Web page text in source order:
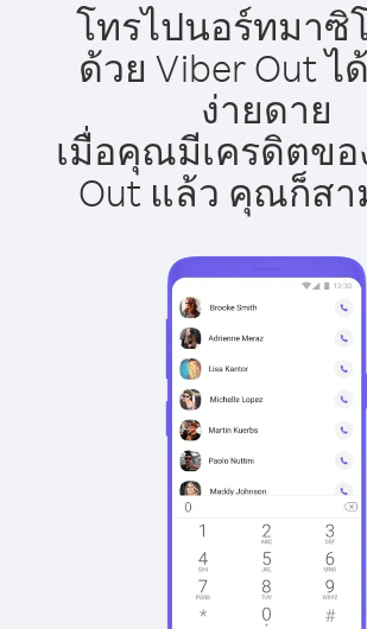
โทรไปนอร์ทมาซิ
ด้วย Viber Out ไ
ง่ายดาย
เมื่อคุณมีเครดิตขอ
Out แล้ว คุณก็สา